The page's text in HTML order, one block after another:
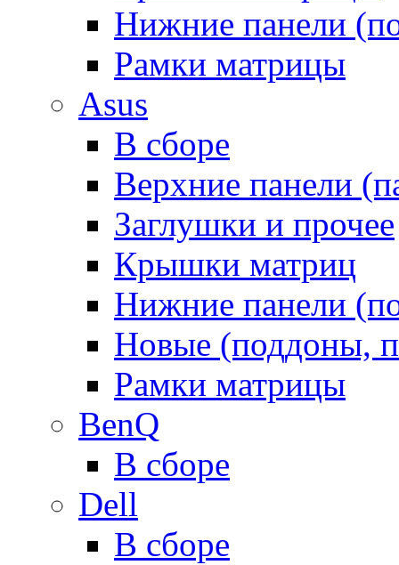
Нижние панели
Рамки матрицы
Asus
В сборе
Верхние панели
Заглушки и прочее
Крышки матриц
Нижние панели
Новые (поддоны,
Рамки матрицы
BenQ
В сборе
Dell
В сборе